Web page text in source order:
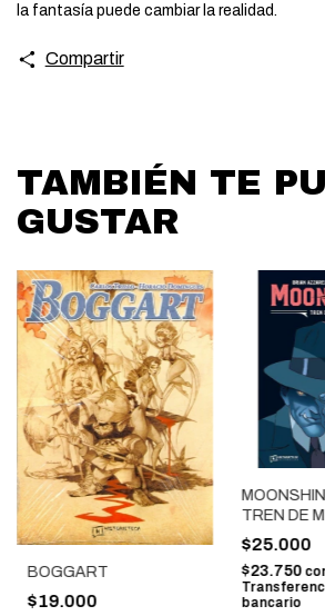
la fantasía puede cambiar la realidad.
Compartir
TAMBIÉN TE
GUSTAR
BOGGART
$19.000
TREN DE
$25.000
$23.750
bancario